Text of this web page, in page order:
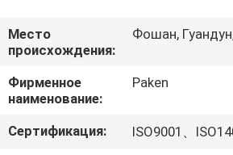
О
НАС
ПУТЕШЕСТВИЕ
ФАБРИКИ
Место
происхождения:
Фошан,
Фирменное
наименование:
Paken
Сертификация: ISO9001、